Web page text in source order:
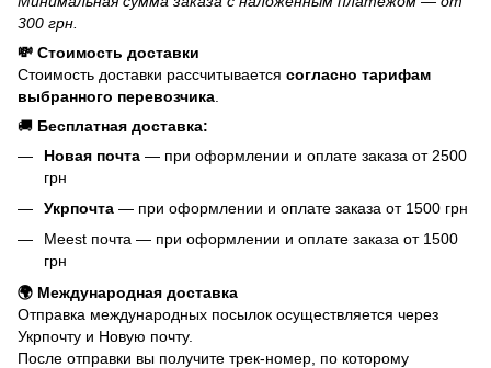
300 грн.
💸 Стоимость доставки
Стоимость доставки рассчитывается согласно тарифам
выбранного перевозчика
🚚 Бесплатная доставка:
Новая почта — при оформлении и оплате заказа от 2500
грн
Укрпочта — при оформлении и оплате заказа от 1500 грн
Meest почта — при оформлении и оплате заказа от 1500
грн
🌍 Международная доставка
Отправка международных посылок осуществляется через
Укрпочту и Новую почту.
После отправки вы получите трек-номер, по которому